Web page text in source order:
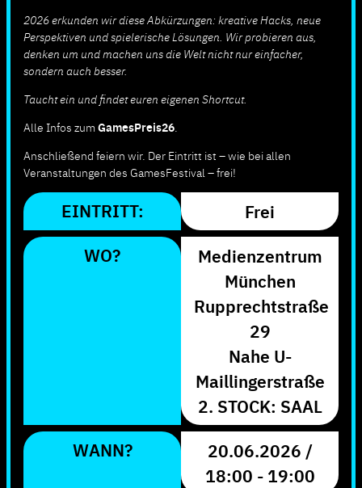
2026 erkunden wir diese Abkürzungen: kreative Hacks, neue
Perspektiven und spielerische Lösungen. Wir probieren aus,
denken um und machen uns die Welt nicht nur einfacher,
sondern auch besser.
Taucht ein und findet euren eigenen Shortcut.
Alle Infos zum GamesPreis26
Anschließend feiern wir. Der Eintritt ist – wie bei allen
Veranstaltungen des GamesFestival – frei!
EINTRITT:
Frei
WO?
Medienzentrum
München
Rupprechtstraße
29
Nahe U-
Maillingerstraße
2. STOCK: SAAL
WANN?
20.06.2026 /
18:00 - 19:00